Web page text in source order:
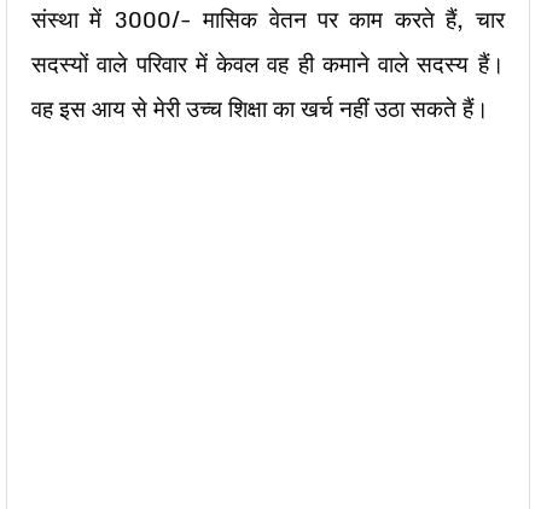
संस्था में 3000/- मासिक वेतन पर काम करते हैं, चार
सदस्यों वाले परिवार में केवल वह ही कमाने वाले सदस्य हैं।
वह इस आय से मेरी उच्च शिक्षा का खर्च नहीं उठा सकते हैं।